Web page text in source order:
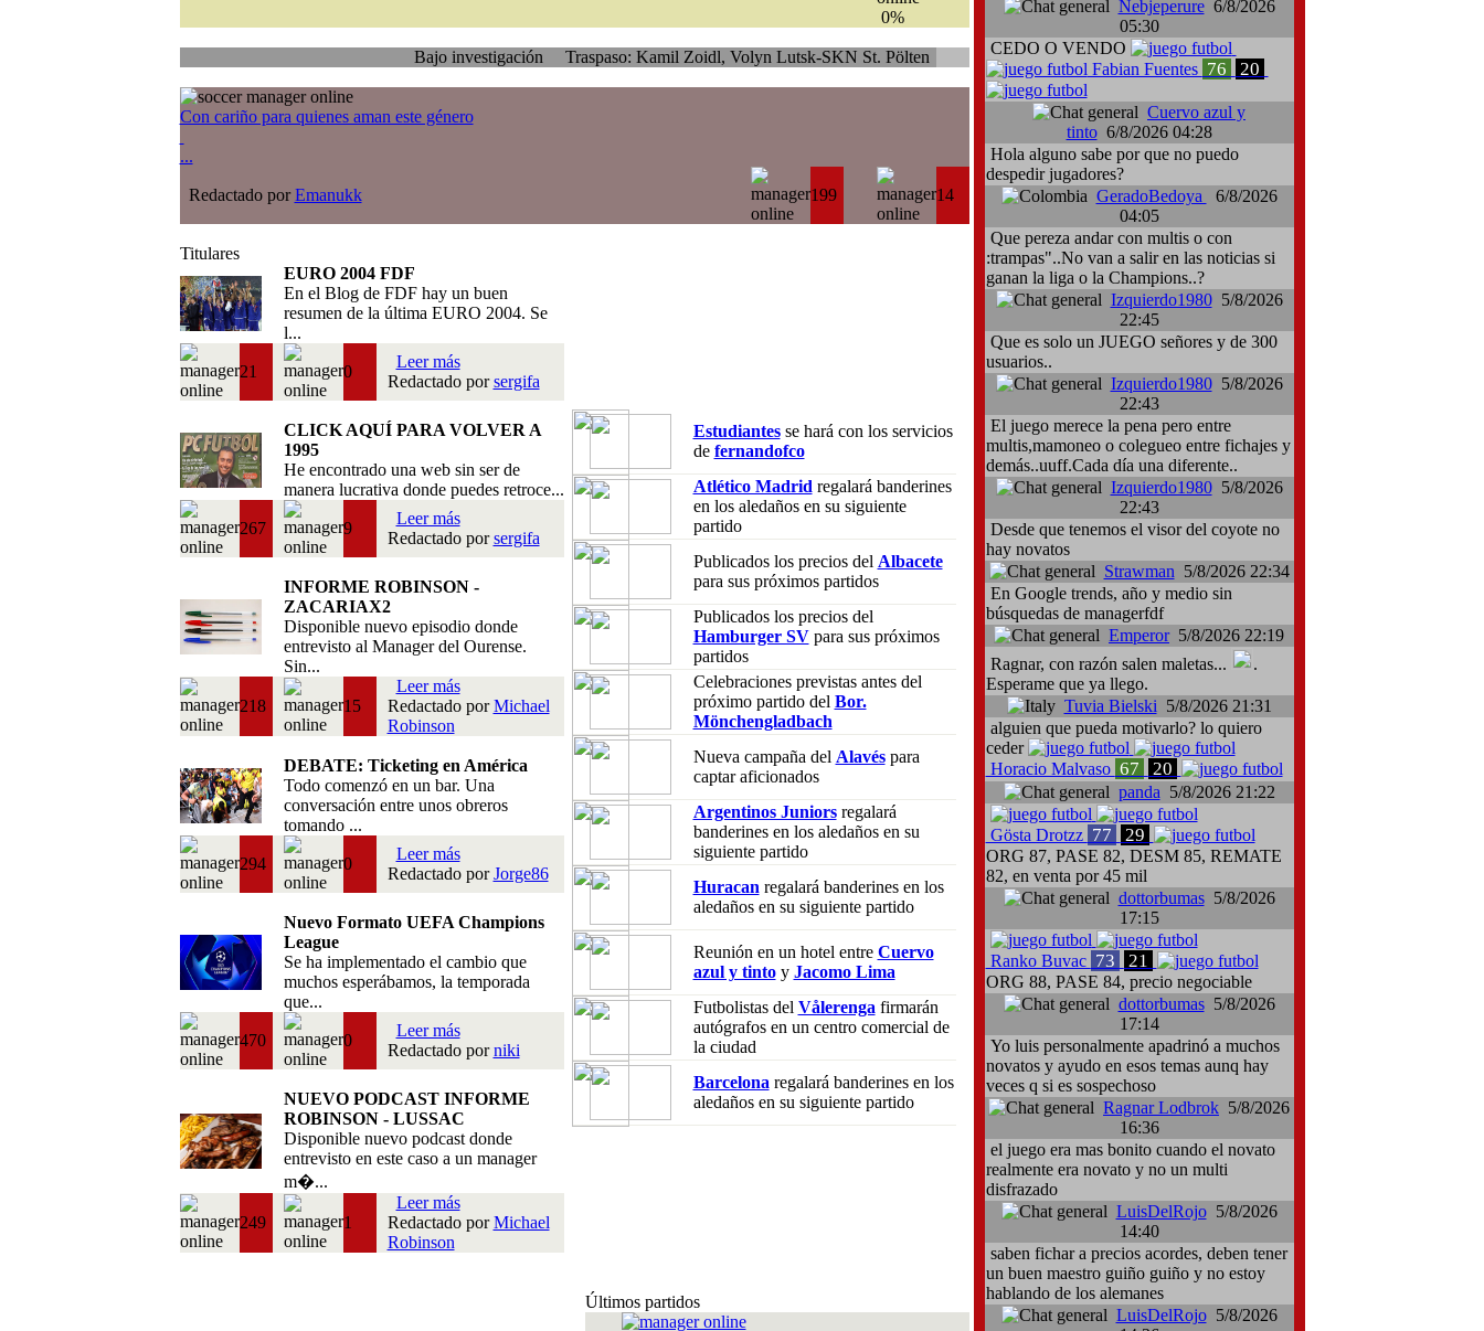
0%
Bajo investigación Traspaso: Kamil Zoidl, Volyn Lutsk-SKN St. Pölten
Con cariño para quienes aman este género
...
Redactado porEmanukk 199 14
Titulares
EURO 2004 FDF
En el Blog de FDF hay un buen
resumen de la última EURO 2004. Se
l...
21 0
Leer más
Redactado porsergifa
CLICK AQUÍ PARA VOLVER A
1995
He encontrado una web sin ser de
manera lucrativa donde puedes retroce...
267 9
Leer más
Redactado porsergifa
INFORME ROBINSON -
ZACARIAX2
Disponible nuevo episodio donde
entrevisto al Manager del Ourense.
Sin...
218 15
Leer más
Redactado porMichael
Robinson
DEBATE: Ticketing en América
Todo comenzó en un bar. Una
conversación entre unos obreros
tomando ...
294 0
Leer más
Redactado porJorge86
Nuevo Formato UEFA Champions
League
Se ha implementado el cambio que
muchos esperábamos, la temporada
que...
470 0
Leer más
Redactado porniki
NUEVO PODCAST INFORME
ROBINSON - LUSSAC
Disponible nuevo podcast donde
entrevisto en este caso a un manager
m�...
249 1
Leer más
Redactado porMichael
Robinson
Estudiantesse hará con los servicios
de fernandofco
Atlético Madrid regalará banderines
en los aledaños en su siguiente
partido
Publicados los precios del Albacete
para sus próximos partidos
Publicados los precios del
Hamburger SVpara sus próximos
partidos
Celebraciones previstas antes del
próximo partido del Bor.
Mönchengladbach
Nueva campaña del Alavéspara
captar aficionados
Argentinos Juniorsregalará
banderines en los aledaños en su
siguiente partido
Huracan regalará banderines en los
aledaños en su siguiente partido
Reunión en un hotel entre Cuervo
azul y tintoy Jacomo Lima
Futbolistas del Vålerenga firmarán
autógrafos en un centro comercial de
la ciudad
Barcelona regalará banderines en los
aledaños en su siguiente partido
Últimos partidos
Nebjeperure6/8/2026
05:30
CEDO O VENDO
Fabian Fuentes 76 20
Cuervo azul y
tinto6/8/2026 04:28
Hola alguno sabe por que no puedo
despedir jugadores?
GeradoBedoya
6/8/2026
04:05
Que pereza andar con multis o con
:trampas"..No van a salir en las noticias si
ganan la liga o la Champions..?
Izquierdo19805/8/2026
22:45
Que es solo un JUEGO señores y de 300
usuarios..
Izquierdo19805/8/2026
22:43
El juego merece la pena pero entre
multis,mamoneo o colegueo entre fichajes y
demás..uuff.Cada día una diferente..
Izquierdo19805/8/2026
22:43
Desde que tenemos el visor del coyote no
hay novatos
Strawman 5/8/2026 22:34
En Google trends, año y medio sin
búsquedas de managerfdf
Emperor5/8/2026 22:19
Ragnar, con razón salen maletas...
.
Esperame que ya llego.
Tuvia Bielski 5/8/2026 21:31
alguien que pueda motivarlo? lo quiero
ceder
Horacio Malvaso 67 20
panda 5/8/2026 21:22
Gösta Drotzz 77 29
ORG 87, PASE 82, DESM 85, REMATE
82, en venta por 45 mil
dottorbumas5/8/2026
17:15
Ranko Buvac 73 21
ORG 88, PASE 84, precio negociable
dottorbumas5/8/2026
17:14
Yo luis personalmente apadrinó a muchos
novatos y ayudo en esos temas aunq hay
veces q si es sospechoso
Ragnar Lodbrok 5/8/2026
16:36
el juego era mas bonito cuando el novato
realmente era novato y no un multi
disfrazado
LuisDelRojo5/8/2026
14:40
saben fichar a precios acordes, deben tener
un buen maestro guiño guiño y no estoy
hablando de los alemanes
LuisDelRojo5/8/2026